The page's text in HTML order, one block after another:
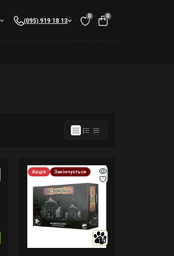
(095) 919 18 13
0 0
Акція Закінчується
10